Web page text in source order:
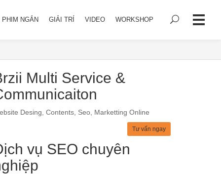
PHIM NGẮN GIẢI TRÍ VIDEO WORKSHOP
Multi Service &
Desing, Contents, Seo, Marketting Online
Tư vấn ngay
vụ SEO chuyên